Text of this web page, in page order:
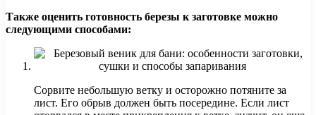
Также оценить готовность березы к заготовке можно
следующими способами:
Сорвите небольшую ветку и осторожно потяните за
лист. Его обрыв должен быть посередине. Если лист